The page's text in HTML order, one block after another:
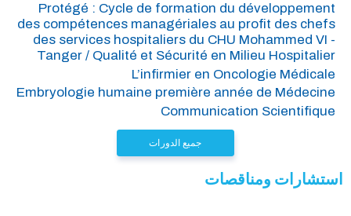
Protégé : Cycle de formation du développement
des compétences managériales au profit des chefs
des services hospitaliers du CHU Mohammed VI -
Tanger / Qualité et Sécurité en Milieu Hospitalier
L’infirmier en Oncologie Médicale
Embryologie humaine première année de Médecine
Communication Scientifique
جميع الدورات
استشارات ومناقصات